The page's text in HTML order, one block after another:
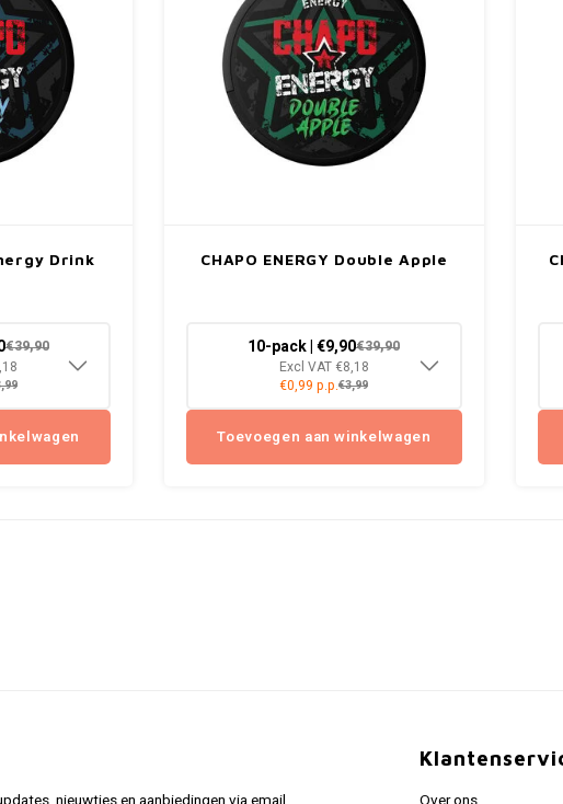
Drink
€39,90
CHAPO ENERGY Double Apple
10-pack | €9,90€39,90
Excl VAT €8,18
€0,99 p.p.€3,99
Toevoegen aan winkelwagen